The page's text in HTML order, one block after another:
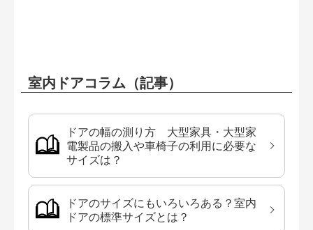
室内ドアコラム（記事）
ドアの幅の測り方 大型家具・大型家
電製品の搬入や車椅子の利用に必要な
サイズは？
ドアのサイズにもいろいろある？室内
ドアの標準サイズとは？